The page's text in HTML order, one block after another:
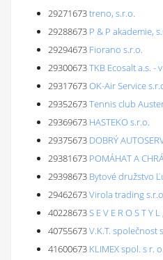
29271673treno, s.r.o.
29288673 P & P akademie,
29294673 Fiorano s.r.o.
29300673TKB Ecosalt a.s. -
29317673OK-Air Service
29352673Tennis club
29369673 HASTEKO s.r.o.
29375673 DOBRÝ
29381673 POMÁHAT A
29398673 Bytové družstvo
29462673Virola trading
40228673S E V E R O S T
40755673V.K.T. společnost
41600673 KLIMEX spol. s r. o.